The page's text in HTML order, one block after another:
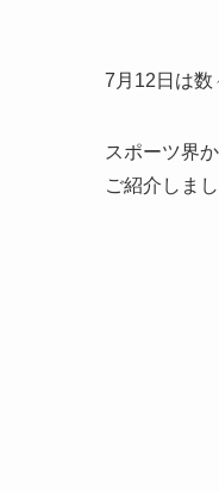
7月12日は数
スポーツ界
ご紹介しまし